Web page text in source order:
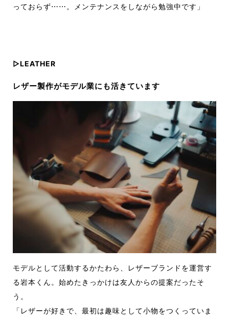
っておらず⋯⋯。メンテナンスをしながら勉強中です」
▷LEATHER
レザー製作がモデル業にも活きています
モデルとして活動するかたわら、レザーブランドを運営す
る岩本くん。始めたきっかけは友人からの提案だったそ
う。
「レザーが好きで、最初は趣味として小物をつくっていま